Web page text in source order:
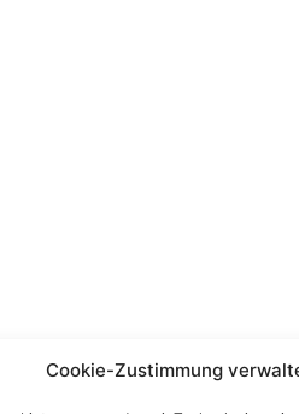
Cookie-Zustimmung